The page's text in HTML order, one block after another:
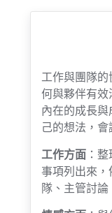
工作與團隊
何與夥伴有
內在的成長
己的想法，會
工作方面 ：
事項列出來，
隊、主管討論